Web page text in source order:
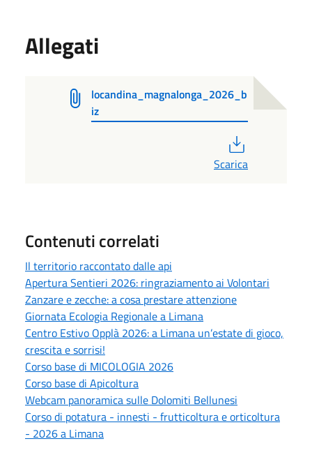
Allegati
locandina_magnalonga_2026_b
iz
Scarica
Contenuti correlati
Il territorio raccontato dalle api
Apertura Sentieri 2026: ringraziamento ai Volontari
Zanzare e zecche: a cosa prestare attenzione
Giornata Ecologia Regionale a Limana
Centro Estivo Opplà 2026: a Limana un’estate di gioco,
crescita e sorrisi!
Corso base di MICOLOGIA 2026
Corso base di Apicoltura
Webcam panoramica sulle Dolomiti Bellunesi
Corso di potatura - innesti - frutticoltura e orticoltura
- 2026 a Limana